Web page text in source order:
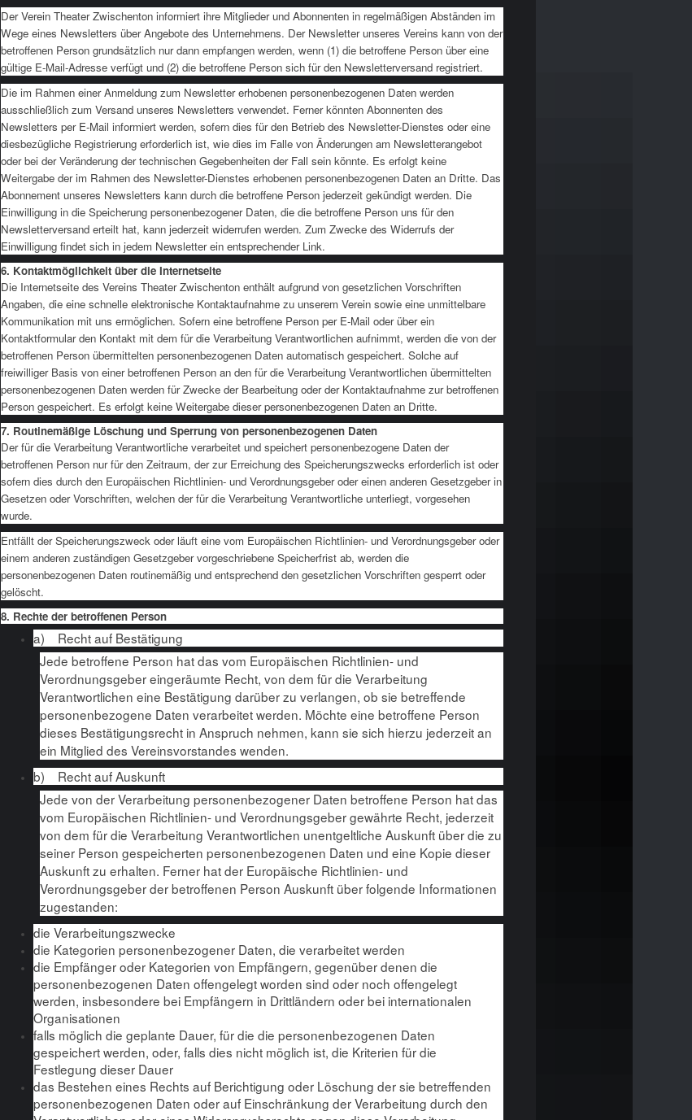
Der Verein Theater Zwischenton informiert ihre Mitglieder und Abonnenten in regelmäßigen Abständen im
Wege eines Newsletters über Angebote des Unternehmens. Der Newsletter unseres Vereins kann von der
betroffenen Person grundsätzlich nur dann empfangen werden, wenn (1) die betroffene Person über eine
gültige E-Mail-Adresse verfügt und (2) die betroffene Person sich für den Newsletterversand registriert.
Die im Rahmen einer Anmeldung zum Newsletter erhobenen personenbezogenen Daten werden
ausschließlich zum Versand unseres Newsletters verwendet. Ferner könnten Abonnenten des
Newsletters per E-Mail informiert werden, sofern dies für den Betrieb des Newsletter-Dienstes oder eine
diesbezügliche Registrierung erforderlich ist, wie dies im Falle von Änderungen am Newsletterangebot
oder bei der Veränderung der technischen Gegebenheiten der Fall sein könnte. Es erfolgt keine
Weitergabe der im Rahmen des Newsletter-Dienstes erhobenen personenbezogenen Daten an Dritte. Das
Abonnement unseres Newsletters kann durch die betroffene Person jederzeit gekündigt werden. Die
Einwilligung in die Speicherung personenbezogener Daten, die die betroffene Person uns für den
Newsletterversand erteilt hat, kann jederzeit widerrufen werden. Zum Zwecke des Widerrufs der
Einwilligung findet sich in jedem Newsletter ein entsprechender Link.
6. Kontaktmöglichkeit über die Internetseite
Die Internetseite des Vereins Theater Zwischenton enthält aufgrund von gesetzlichen Vorschriften
Angaben, die eine schnelle elektronische Kontaktaufnahme zu unserem Verein sowie eine unmittelbare
Kommunikation mit uns ermöglichen. Sofern eine betroffene Person per E-Mail oder über ein
Kontaktformular den Kontakt mit dem für die Verarbeitung Verantwortlichen aufnimmt, werden die von der
betroffenen Person übermittelten personenbezogenen Daten automatisch gespeichert. Solche auf
freiwilliger Basis von einer betroffenen Person an den für die Verarbeitung Verantwortlichen übermittelten
personenbezogenen Daten werden für Zwecke der Bearbeitung oder der Kontaktaufnahme zur betroffenen
Person gespeichert. Es erfolgt keine Weitergabe dieser personenbezogenen Daten an Dritte.
7. Routinemäßige Löschung und Sperrung von personenbezogenen Daten
Der für die Verarbeitung Verantwortliche verarbeitet und speichert personenbezogene Daten der
betroffenen Person nur für den Zeitraum, der zur Erreichung des Speicherungszwecks erforderlich ist oder
sofern dies durch den Europäischen Richtlinien- und Verordnungsgeber oder einen anderen Gesetzgeber in
Gesetzen oder Vorschriften, welchen der für die Verarbeitung Verantwortliche unterliegt, vorgesehen
wurde.
Entfällt der Speicherungszweck oder läuft eine vom Europäischen Richtlinien- und Verordnungsgeber oder
einem anderen zuständigen Gesetzgeber vorgeschriebene Speicherfrist ab, werden die
personenbezogenen Daten routinemäßig und entsprechend den gesetzlichen Vorschriften gesperrt oder
gelöscht.
8. Rechte der betroffenen Person
a) Recht auf Bestätigung
Jede betroffene Person hat das vom Europäischen Richtlinien- und
Verordnungsgeber eingeräumte Recht, von dem für die Verarbeitung
Verantwortlichen eine Bestätigung darüber zu verlangen, ob sie betreffende
personenbezogene Daten verarbeitet werden. Möchte eine betroffene Person
dieses Bestätigungsrecht in Anspruch nehmen, kann sie sich hierzu jederzeit an
ein Mitglied des Vereinsvorstandes wenden.
b) Recht auf Auskunft
Jede von der Verarbeitung personenbezogener Daten betroffene Person hat das
vom Europäischen Richtlinien- und Verordnungsgeber gewährte Recht, jederzeit
von dem für die Verarbeitung Verantwortlichen unentgeltliche Auskunft über die zu
seiner Person gespeicherten personenbezogenen Daten und eine Kopie dieser
Auskunft zu erhalten. Ferner hat der Europäische Richtlinien- und
Verordnungsgeber der betroffenen Person Auskunft über folgende Informationen
zugestanden:
die Verarbeitungszwecke
die Kategorien personenbezogener Daten, die verarbeitet werden
die Empfänger oder Kategorien von Empfängern, gegenüber denen die
personenbezogenen Daten offengelegt worden sind oder noch offengelegt
werden, insbesondere bei Empfängern in Drittländern oder bei internationalen
Organisationen
falls möglich die geplante Dauer, für die die personenbezogenen Daten
gespeichert werden, oder, falls dies nicht möglich ist, die Kriterien für die
Festlegung dieser Dauer
das Bestehen eines Rechts auf Berichtigung oder Löschung der sie betreffenden
personenbezogenen Daten oder auf Einschränkung der Verarbeitung durch den